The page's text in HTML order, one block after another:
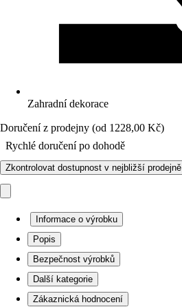
Zahradní dekorace
Doručení z prodejny (od 1228,00 Kč)
Rychlé doručení po dohodě
Zkontrolovat dostupnost v nejbližší prodejně
Informace o výrobku
Popis
Bezpečnost výrobků
Další kategorie
Zákaznická hodnocení